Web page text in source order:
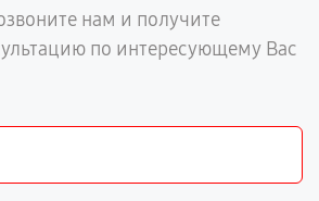
нам и получите
по интересующему Вас